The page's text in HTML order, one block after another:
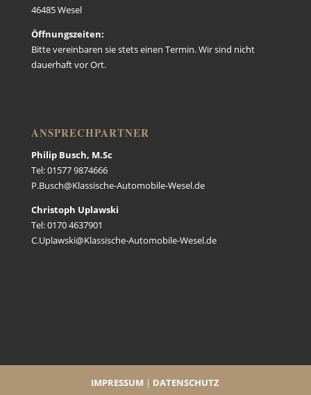
46485 Wesel
Öffnungszeiten:
Bitte vereinbaren sie stets einen Termin. Wir sind nicht
dauerhaft vor Ort.
ANSPRECHPARTNER
Philip Busch, M.Sc
Tel: 01577 9874666
P.Busch@Klassische-Automobile-Wesel.de
Christoph Uplawski
Tel: 0170 4637901
C.Uplawski@Klassische-Automobile-Wesel.de
IMPRESSUM | DATENSCHUTZ